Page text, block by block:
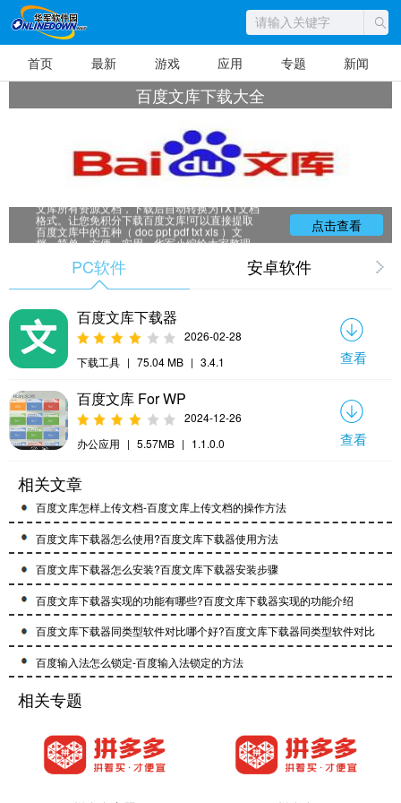
首页 最新 游戏 应用 专题 新闻
百度文库下载大全
文库所有资源文档，下载后自动转换为TXT文档
格式。让您免积分下载百度文库!可以直接提取
百度文库中的五种（ doc ppt pdf txt xls ）文
档，简单、方便、实用。华军小编给大家整理
快来下载吧！
点击查看
PC软件 安卓软件
百度文库下载器
2026-02-28
下载工具 | 75.04 MB | 3.4.1 查看
百度文库 For WP
2024-12-26
办公应用 | 5.57MB | 1.1.0.0 查看
相关文章
百度文库怎样上传文档-百度文库上传文档的操作方法
百度文库下载器怎么使用?百度文库下载器使用方法
百度文库下载器怎么安装?百度文库下载器安装步骤
百度文库下载器实现的功能有哪些?百度文库下载器实现的功能介绍
百度文库下载器同类型软件对比哪个好?百度文库下载器同类型软件对比
百度输入法怎么锁定-百度输入法锁定的方法
相关专题